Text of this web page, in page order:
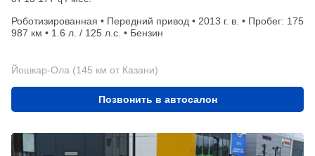
Роботизированная • Передний привод • 2013 г. в. • Пробег: 175
987 км • 1.6 л. / 125 л.с. • Бензин
Йошкар-Ола (145 км от Казани)
Позвонить в автосалон